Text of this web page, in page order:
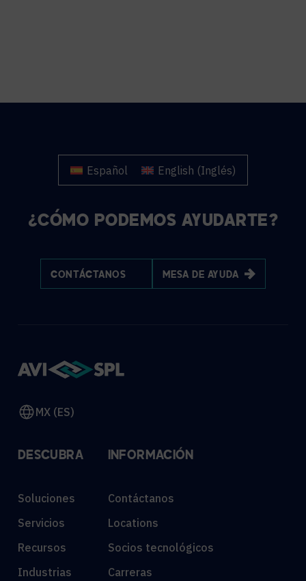
Español English (Inglés)
¿CÓMO PODEMOS AYUDARTE?
CONTÁCTANOS MESA DE AYUDA
MX (ES)
DESCUBRA
Soluciones
Servicios
Recursos
Industrias
INFORMACIÓN
Contáctanos
Locations
Socios tecnológicos
Carreras